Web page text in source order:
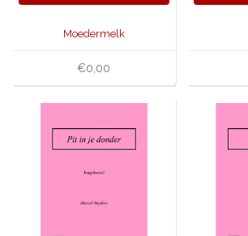
Moedermelk
€0,00